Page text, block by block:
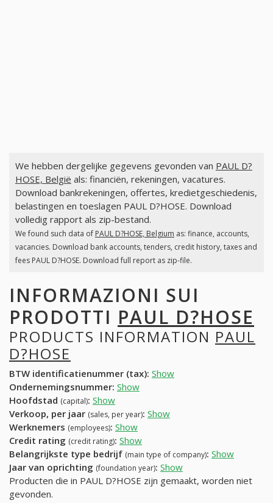
We hebben dergelijke gegevens gevonden van PAUL D?
HOSE, België als: financiën, rekeningen, vacatures.
Download bankrekeningen, offertes, kredietgeschiedenis,
belastingen en toeslagen PAUL D?HOSE. Download
volledig rapport als zip-bestand.
We found such data of PAUL D?HOSE, Belgium as: finance, accounts,
vacancies. Download bank accounts, tenders, credit history, taxes and
fees PAUL D?HOSE. Download full report as zip-file.
INFORMAZIONI SUI
PRODOTTI PAUL D?HOSE
PRODUCTS INFORMATION PAUL
D?HOSE
BTW identificatienummer (tax): Show
Ondernemingsnummer: Show
Hoofdstad (capital): Show
Verkoop, per jaar (sales, per year): Show
Werknemers (employees): Show
Credit rating (credit rating): Show
Belangrijkste type bedrijf (main type of company): Show
Jaar van oprichting (foundation year): Show
Producten die in PAUL D?HOSE zijn gemaakt, worden niet
gevonden.